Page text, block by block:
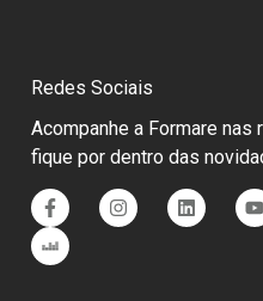
Redes Sociais
Acompanhe a Formare
fique por dentro das